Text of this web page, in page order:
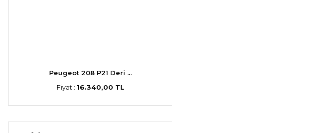
Peugeot 208 P21 Deri ...
Fiyat : 16.340,00 TL